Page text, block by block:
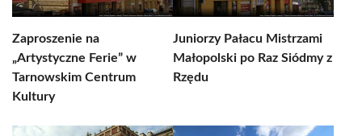
Zaproszenie na
„Artystyczne Ferie” w
Tarnowskim Centrum
Kultury
Juniorzy Pałacu Mistrzami
Małopolski po Raz Siódmy z
Rzędu